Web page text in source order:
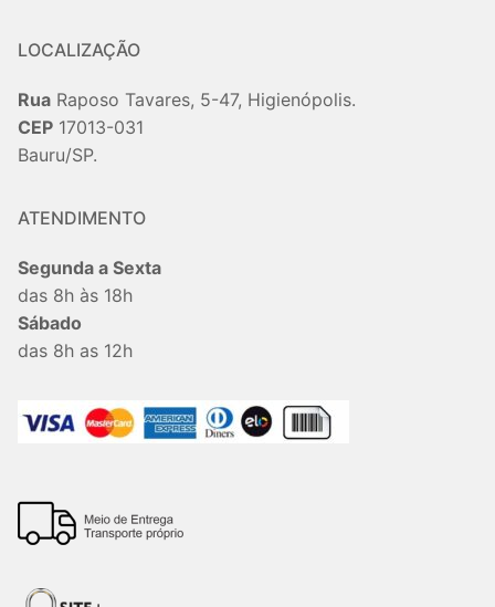
LOCALIZAÇÃO
Rua Raposo Tavares, 5-47, Higienópolis.
CEP 17013-031
Bauru/SP.
ATENDIMENTO
Segunda a Sexta
das 8h às 18h
Sábado
das 8h as 12h